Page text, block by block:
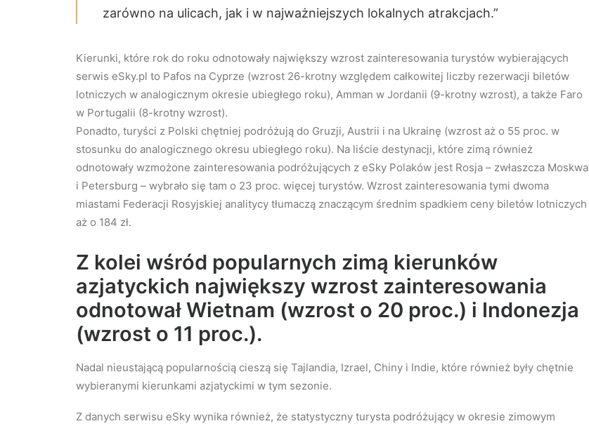
zarówno na ulicach, jak i w najważniejszych lokalnych atrakcjach.”
Kierunki, które rok do roku odnotowały największy wzrost zainteresowania turystów wybierających
serwis eSky.pl to Pafos na Cyprze (wzrost 26-krotny względem całkowitej liczby rezerwacji biletów
lotniczych w analogicznym okresie ubiegłego roku), Amman w Jordanii (9-krotny wzrost), a także Faro
w Portugalii (8-krotny wzrost).
Ponadto, turyści z Polski chętniej podróżują do Gruzji, Austrii i na Ukrainę (wzrost aż o 55 proc. w
stosunku do analogicznego okresu ubiegłego roku). Na liście destynacji, które zimą również
odnotowały wzmożone zainteresowania podróżujących z eSky Polaków jest Rosja – zwłaszcza Moskwa
i Petersburg – wybrało się tam o 23 proc. więcej turystów. Wzrost zainteresowania tymi dwoma
miastami Federacji Rosyjskiej analitycy tłumaczą znaczącym średnim spadkiem ceny biletów lotniczych
aż o 184 zł.
Z kolei wśród popularnych zimą kierunków
azjatyckich największy wzrost zainteresowania
odnotował Wietnam (wzrost o 20 proc.) i Indonezja
(wzrost o 11 proc.).
Nadal nieustającą popularnością cieszą się Tajlandia, Izrael, Chiny i Indie, które również były chętnie
wybieranymi kierunkami azjatyckimi w tym sezonie.
Z danych serwisu eSky wynika również, że statystyczny turysta podróżujący w okresie zimowym